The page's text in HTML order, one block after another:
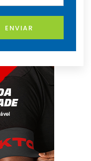
ENVIAR